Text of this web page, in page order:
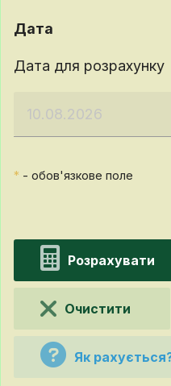
Дата
Дата для розрахунку
* - обов'язкове поле
Розрахувати
Очистити
Як